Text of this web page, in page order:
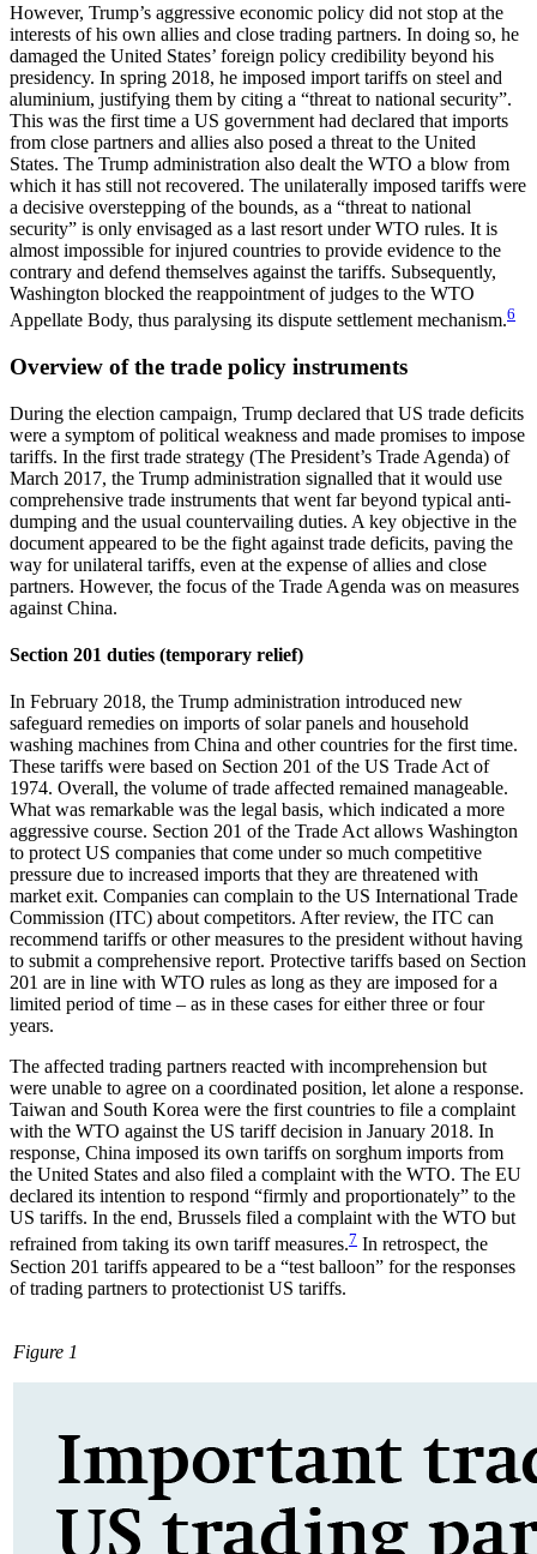
However, Trump’s aggressive economic policy did not stop at the
interests of his own allies and close trading partners. In doing so, he
damaged the United States’ foreign policy credibility beyond his
presidency. In spring 2018, he imposed import tariffs on steel and
aluminium, justifying them by citing a “threat to national security”.
This was the first time a US gov­ern­ment had declared that imports
from close part­ners and allies also posed a threat to the United
States. The Trump administration also dealt the WTO a blow from
which it has still not recovered. The uni­laterally imposed tariffs were
a decisive overstepping of the bounds, as a “threat to national
security” is only envisaged as a last resort under WTO rules. It is
almost impossible for injured countries to provide evidence to the
contrary and defend themselves against the tariffs. Subsequently,
Washington blocked the reappointment of judges to the WTO
Appellate Body, thus paralysing its dispute settlement mechanism.6
Overview of the trade policy instruments
During the election campaign, Trump declared that US trade deficits
were a symptom of political weak­ness and made promises to impose
tariffs. In the first trade strategy (The President’s Trade Agenda) of
March 2017, the Trump administration signalled that it would use
comprehensive trade instruments that went far beyond typical anti-
dumping and the usual countervailing duties. A key objective in the
document appeared to be the fight against trade deficits, paving the
way for unilateral tariffs, even at the ex­pense of allies and close
partners. However, the focus of the Trade Agenda was on measures
against China.
Section 201 duties (temporary relief)
In February 2018, the Trump administration intro­duced new
safeguard remedies on imports of solar panels and household
washing machines from China and other countries for the first time.
These tariffs were based on Section 201 of the US Trade Act of
1974. Overall, the volume of trade affected remained manageable.
What was remarkable was the legal basis, which indicated a more
aggressive course. Sec­tion 201 of the Trade Act allows Washington
to pro­tect US companies that come under so much compe­titive
pressure due to increased imports that they are threatened with
market exit. Companies can complain to the US International Trade
Commission (ITC) about competitors. After review, the ITC can
recommend tariffs or other measures to the president without hav­ing
to submit a comprehensive report. Protective tariffs based on Section
201 are in line with WTO rules as long as they are imposed for a
limited period of time – as in these cases for either three or four
years.
The affected trading partners reacted with incomprehension but
were unable to agree on a coordinated position, let alone a response.
Taiwan and South Korea were the first countries to file a complaint
with the WTO against the US tariff decision in January 2018. In
response, China imposed its own tariffs on sor­ghum imports from
the United States and also filed a complaint with the WTO. The EU
declared its inten­tion to respond “firmly and proportionately” to the
US tariffs. In the end, Brussels filed a complaint with the WTO but
refrained from taking its own tariff meas­ures.7 In retrospect, the
Section 201 tariffs ap­peared to be a “test balloon” for the responses
of trad­ing partners to protectionist US tariffs.
Figure 1